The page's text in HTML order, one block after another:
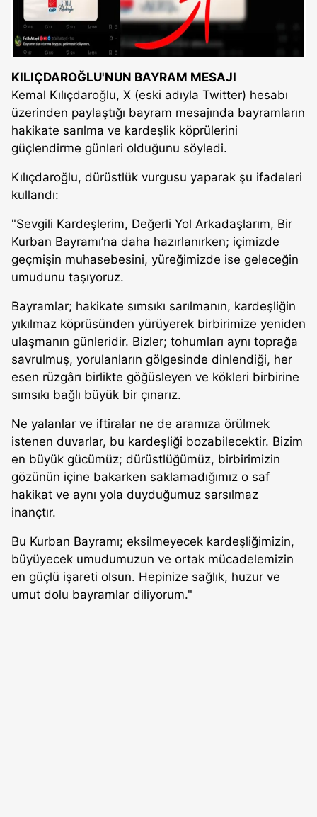
KILIÇDAROĞLU'NUN BAYRAM MESAJI
Kemal Kılıçdaroğlu, X (eski adıyla Twitter) hesabı
üzerinden paylaştığı bayram mesajında bayramların
hakikate sarılma ve kardeşlik köprülerini
güçlendirme günleri olduğunu söyledi.
Kılıçdaroğlu, dürüstlük vurgusu yaparak şu ifadeleri
kullandı:
"Sevgili Kardeşlerim, Değerli Yol Arkadaşlarım, Bir
Kurban Bayramı’na daha hazırlanırken; içimizde
geçmişin muhasebesini, yüreğimizde ise geleceğin
umudunu taşıyoruz.
Bayramlar; hakikate sımsıkı sarılmanın, kardeşliğin
yıkılmaz köprüsünden yürüyerek birbirimize yeniden
ulaşmanın günleridir. Bizler; tohumları aynı toprağa
savrulmuş, yorulanların gölgesinde dinlendiği, her
esen rüzgârı birlikte göğüsleyen ve kökleri birbirine
sımsıkı bağlı büyük bir çınarız.
Ne yalanlar ve iftiralar ne de aramıza örülmek
istenen duvarlar, bu kardeşliği bozabilecektir. Bizim
en büyük gücümüz; dürüstlüğümüz, birbirimizin
gözünün içine bakarken saklamadığımız o saf
hakikat ve aynı yola duyduğumuz sarsılmaz
inançtır.
Bu Kurban Bayramı; eksilmeyecek kardeşliğimizin,
büyüyecek umudumuzun ve ortak mücadelemizin
en güçlü işareti olsun. Hepinize sağlık, huzur ve
umut dolu bayramlar diliyorum."